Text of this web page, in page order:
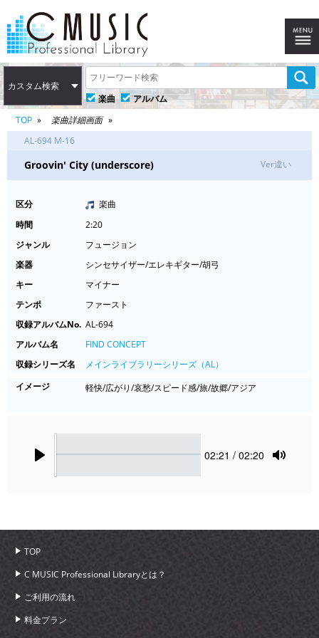
カスタム検索
楽曲
アルバム
TOP
楽曲詳細画面
AL-694 M-16
Groovin' City (underscore) Ver違い
区分
楽曲
時間
2:20
ジャンル
フュージョン
楽器
シンセサイザー/エレキギター/胡弓
キー
マイナー
テンポ
ファースト
収録アルバムNo. AL-694
アルバム名
FIND CONCEPT
収録シリーズ名
メインライブラリーシリーズ（AL）
イメージ
軽快/広がり/哀愁/スピード感/旅/故郷/アジア
Current
02:21 / 02:20
TOP
C MUSIC Professional Libraryとは？
ご利用の流れ
料金プラン